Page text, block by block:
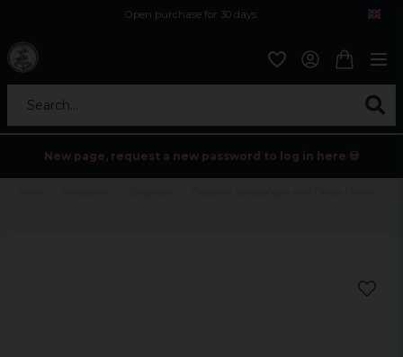
Open purchase for 30 days
Search...
New page, request a new password to log in here 💀